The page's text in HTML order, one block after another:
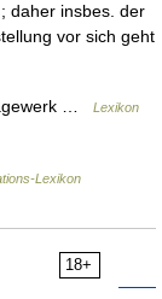
daher insbes. der
vor sich geht
…
Lexikon
Lexikon
18+